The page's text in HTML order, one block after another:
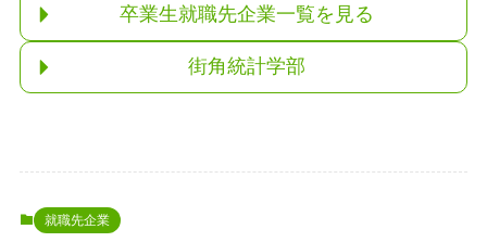
卒業生就職先企業一覧を見る
街角統計学部
就職先企業